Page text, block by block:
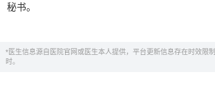
秘书。
*医生信息源自医院官网或医生本人提供，平台更新信息存在时效限
时。